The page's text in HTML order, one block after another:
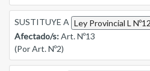
SUSTITUYE A Ley Provincial L
Afectado/s:Art. Nº13
(Por Art. Nº2)